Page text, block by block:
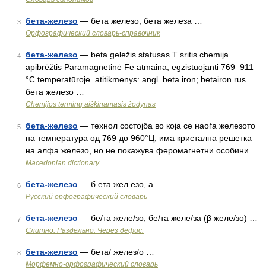
3 бета-железо — бета железо, бета железа …
Орфографический словарь-справочник
4 бета-железо — beta geležis statusas T sritis chemija
apibrėžtis Paramagnetinė Fe atmaina, egzistuojanti 769–911
°C temperatūroje. atitikmenys: angl. beta iron; betairon rus.
бета железо …
Chemijos terminų aiškinamasis žodynas
5 бета-железо — технол состојба во која се наоѓа железото
на температура од 769 до 960°Ц, има кристална решетка
на алфа железо, но не покажува феромагнетни особини …
Macedonian dictionary
6 бета-железо — б ета жел езо, а …
Русский орфографический словарь
7 бета-железо — бе/та желе/зо, бе/та желе/за (β желе/зо) …
Слитно. Раздельно. Через дефис.
8 бета-железо — бета/ желез/о …
Морфемно-орфографический словарь